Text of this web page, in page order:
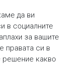
да ви
в социалните
за вашите
правата си в
решение какво